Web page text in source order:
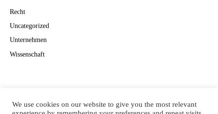
Recht
Uncategorized
Unternehmen
Wissenschaft
We use cookies on our website to give you the most relevant